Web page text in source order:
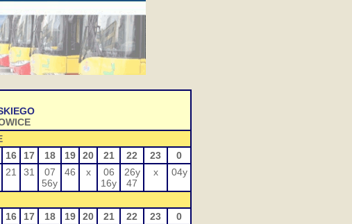
16 17 18 19 20 21 22 23
0
21 31
07
56y
46 x
06
16y
26y
47
x 04y
16 17 18 19 20 21 22 23
0